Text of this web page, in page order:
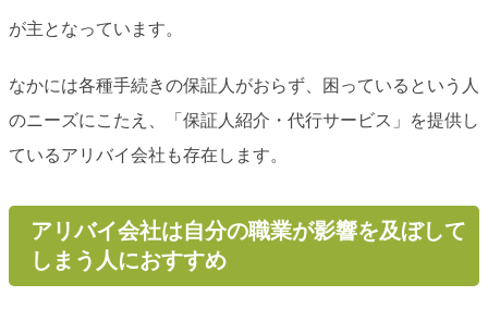
が主となっています。
なかには各種手続きの保証人がおらず、困っているという人
のニーズにこたえ、「保証人紹介・代行サービス」を提供し
ているアリバイ会社も存在します。
アリバイ会社は自分の職業が影響を及ぼして
しまう人におすすめ